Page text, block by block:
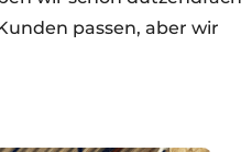
passen, aber wir